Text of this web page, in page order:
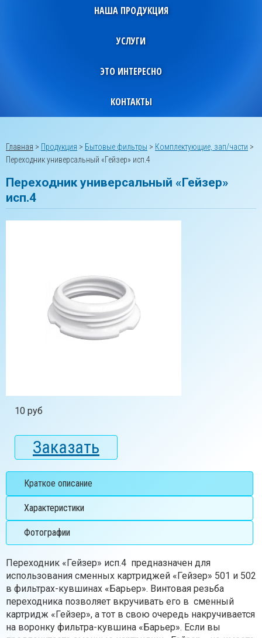
НАША ПРОДУКЦИЯ
УСЛУГИ
ЭТО ИНТЕРЕСНО
КОНТАКТЫ
Главная > Продукция > Бытовые фильтры > Комплектующие, зап/части >
Переходник универсальный «Гейзер» исп.4
Переходник универсальный «Гейзер»
исп.4
10 руб
Заказать
Краткое описание
Характеристики
Фотографии
Переходник «Гейзер» исп.4 предназначен для
использования сменных картриджей «Гейзер» 501 и 502
в фильтрах-кувшинах «Барьер». Винтовая резьба
переходника позволяет вкручивать его в сменный
картридж «Гейзер», а тот в свою очередь накручивается
на воронку фильтра-кувшина «Барьер». Если вы